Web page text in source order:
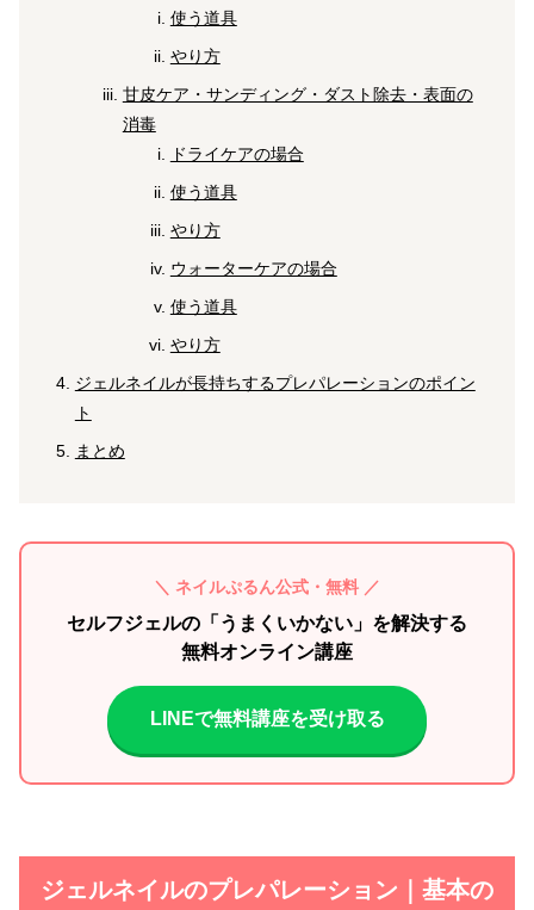
使う道具
やり方
甘皮ケア・サンディング・ダスト除去・表面の
消毒
ドライケアの場合
使う道具
やり方
ウォーターケアの場合
使う道具
やり方
ジェルネイルが長持ちするプレパレーションのポイン
ト
まとめ
＼ ネイルぷるん公式・無料 ／
セルフジェルの「うまくいかない」を解決する
無料オンライン講座
LINEで無料講座を受け取る
ジェルネイルのプレパレーション｜基本の